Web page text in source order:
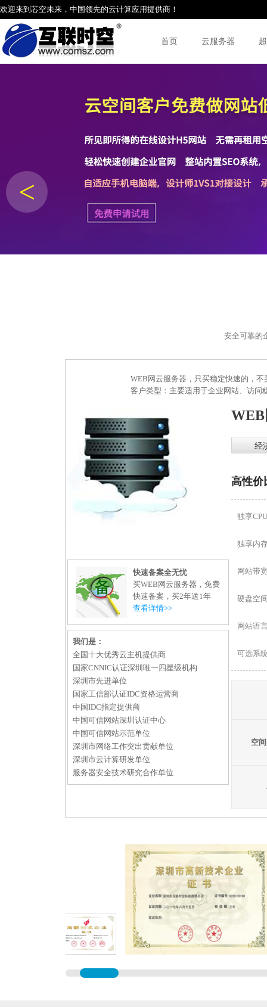
欢迎来到芯空未来，中国领先的云计算应用提供商！
首页 云服务器
<
安全可靠的
WEB网云服务器，只买稳定快速的，
客户类型：主要适用于企业网站、访问
快速备案全无忧
买WEB网云服务器，免费
快速备案，买2年送1年
查看详情>>
我们是：
全国十大优秀云主机提供商
国家CNNIC认证深圳唯一四星级机构
深圳市先进单位
国家工信部认证IDC资格运营商
中国IDC指定提供商
中国可信网站深圳认证中心
中国可信网站示范单位
深圳市网络工作突出贡献单位
深圳市云计算研发单位
服务器安全技术研究合作单位
经
高性价
独享
独享内
网站带
硬盘空
网站语
可选系
空